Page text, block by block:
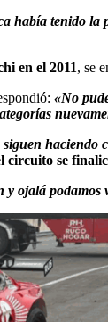
había tenido
en el 2011, se
«No
circuito se
y ojalá podamos